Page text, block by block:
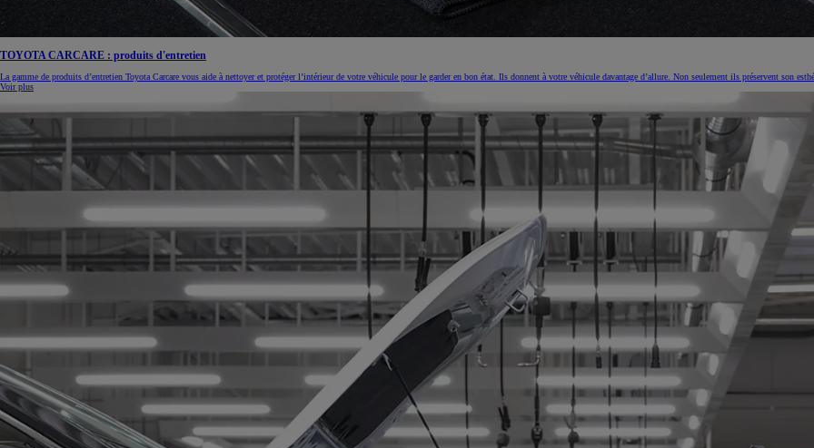
TOYOTA CARCARE : produits d'entretien
La gamme de produits d’entretien Toyota Carcare vous aide à nettoyer et protéger l’intérieur de votre véhicule pour le garder en bon état. Ils donnent à votre véhicule davantage d’allure. Non seulement ils préservent son
Voir plus